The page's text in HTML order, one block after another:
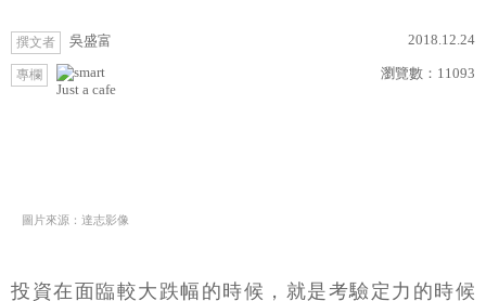
撰文者 吳盛富 2018.12.24
專欄
Just a cafe
瀏覽數： 11093
圖片來源：達志影像
投資在面臨較大跌幅的時候，就是考驗定力的時候